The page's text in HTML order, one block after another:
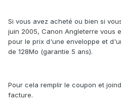
Si vous avez acheté ou bien si
juin 2005, Canon Angleterre vous
pour le prix d'une enveloppe et
de 128Mo (garantie 5 ans).
Pour cela remplir le coupon et
facture.